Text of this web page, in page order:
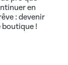
en
: devenir
!